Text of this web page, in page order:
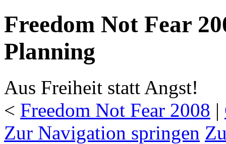
Freedom Not Fear
Planning
Aus Freiheit statt Angst!
< Freedom Not Fear 2008 ‎ |
Zur Navigation springen